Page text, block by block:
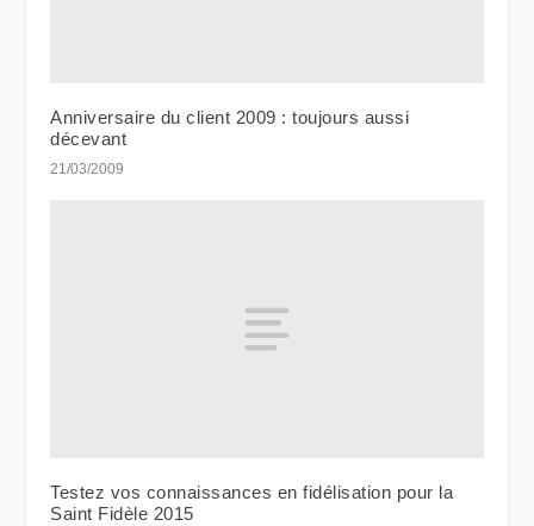
Anniversaire du client 2009 : toujours aussi
décevant
21/03/2009
Testez vos connaissances en fidélisation pour la
Saint Fidèle 2015